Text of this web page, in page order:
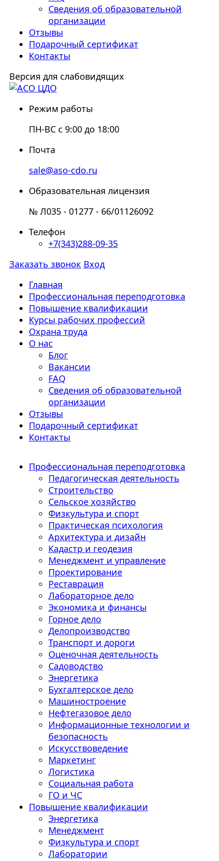
Сведения об образовательной
организации
Отзывы
Подарочный сертификат
Контакты
Версия для слабовидящих
Режим работы
ПН-ВС с 9:00 до 18:00
Почта
sale@aso-cdo.ru
Образовательная лицензия
№ Л035 - 01277 - 66/01126092
Телефон
+7(343)288-09-35
Заказать звонок Вход
Главная
Профессиональная переподготовка
Повышение квалификации
Курсы рабочих профессий
Охрана труда
О нас
Блог
Вакансии
FAQ
Сведения об образовательной
организации
Отзывы
Подарочный сертификат
Контакты
Профессиональная переподготовка
Педагогическая деятельность
Строительство
Сельское хозяйство
Физкультура и спорт
Практическая психология
Архитектура и дизайн
Кадастр и геодезия
Менеджмент и управление
Проектирование
Реставрация
Лабораторное дело
Экономика и финансы
Горное дело
Делопроизводство
Транспорт и дороги
Оценочная деятельность
Садоводство
Энергетика
Бухгалтерское дело
Машиностроение
Нефтегазовое дело
Информационные технологии и
безопасность
Искусствоведение
Маркетинг
Логистика
Социальная работа
ГО и ЧС
Повышение квалификации
Энергетика
Менеджмент
Физкультура и спорт
Лаборатории